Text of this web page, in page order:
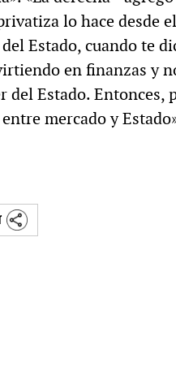
lo hace desde
Estado, cuando te
en finanzas y
del Estado. Entonces,
mercado y